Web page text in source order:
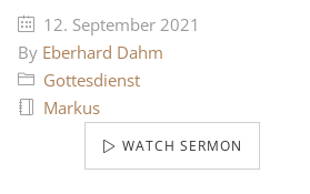
12. September 2021
By Eberhard Dahm
Gottesdienst
Markus
WATCH SERMON